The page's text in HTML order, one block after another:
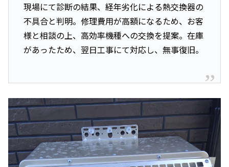
現場にて診断の結果、経年劣化による熱交換器の
不具合と判明。修理費用が高額になるため、お客
様と相談の上、高効率機種への交換を提案。在庫
があったため、翌日工事にて対応し、無事復旧。